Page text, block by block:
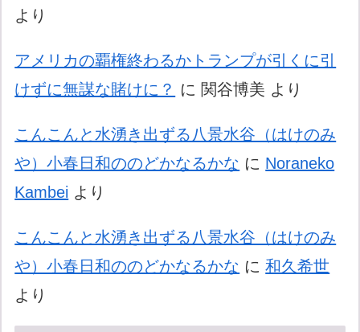
より
アメリカの覇権終わるかトランプが引くに引
けずに無謀な賭けに？ に 関谷博美 より
こんこんと水湧き出ずる八景水谷（はけのみ
や）小春日和ののどかなるかな に Noraneko
Kambei より
こんこんと水湧き出ずる八景水谷（はけのみ
や）小春日和ののどかなるかな に和久希世
より